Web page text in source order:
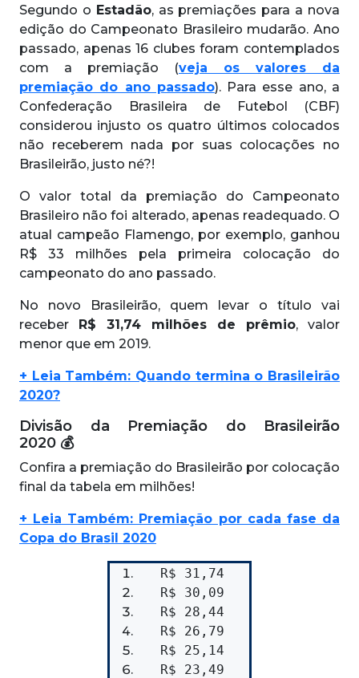
Segundo o Estadão, as premiações para a nova
edição do Campeonato Brasileiro mudarão. Ano
passado, apenas 16 clubes foram contemplados
com a premiação (veja os valores da
premiação do ano passado). Para esse ano, a
Confederação Brasileira de Futebol (CBF)
considerou injusto os quatro últimos colocados
não receberem nada por suas colocações no
Brasileirão, justo né?!
O valor total da premiação do Campeonato
Brasileiro não foi alterado, apenas readequado. O
atual campeão Flamengo, por exemplo, ganhou
R$ 33 milhões pela primeira colocação do
campeonato do ano passado.
No novo Brasileirão, quem levar o título vai
receber R$ 31,74 milhões de prêmio, valor
menor que em 2019.
+ Leia Também: Quando termina o Brasileirão
2020?
Divisão da Premiação do Brasileirão
2020 💰
Confira a premiação do Brasileirão por colocação
final da tabela em milhões!
+ Leia Também: Premiação por cada fase da
Copa do Brasil 2020
R$ 31,74
R$ 30,09
R$ 28,44
R$ 26,79
R$ 25,14
R$ 23,49